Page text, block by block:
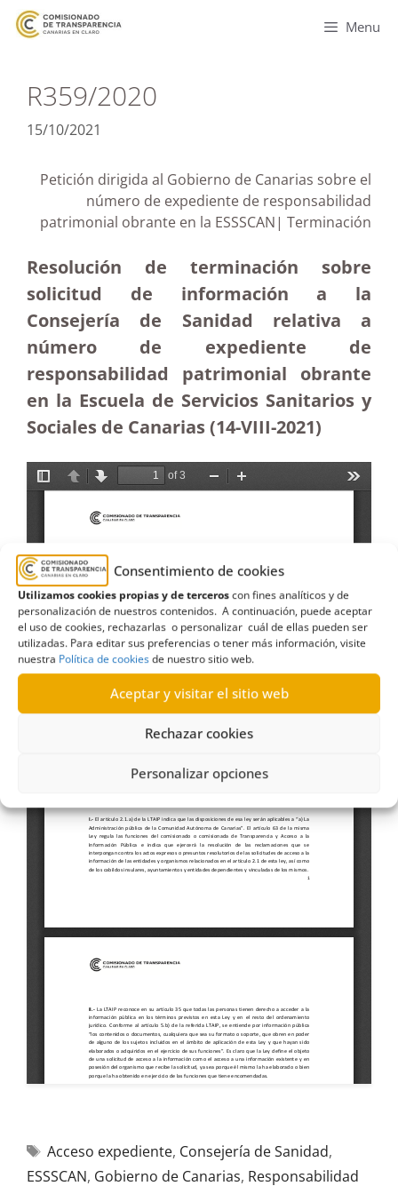
Consentimiento de cookies
Utilizamos cookies propias y de terceroscon fines analíticos y de
personalización de nuestros contenidos. A continuación, puede aceptar
el uso de cookies, rechazarlas o personalizar cuál de ellas pueden ser
utilizadas. Para editar sus preferencias o tener más información, visite
nuestra Política de cookiesde nuestro sitio web.
Aceptar y visitar el sitio web
Rechazar cookies
Personalizar opciones
Menu
R359/2020
15/10/2021
Petición dirigida al Gobierno de Canarias sobre el
número de expediente de responsabilidad
patrimonial obrante en la ESSSCAN| Terminación
Resolución de terminación sobre
solicitud de información a la
Consejería de Sanidad relativa a
número de expediente de
responsabilidad patrimonial obrante
en la Escuela de Servicios Sanitarios y
Sociales de Canarias (14-VIII-2021)
Acceso expediente, Consejería de Sanidad,
ESSSCAN, Gobierno de Canarias, Responsabilidad